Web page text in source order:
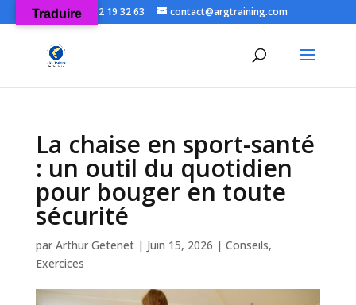
06 52 19 32 63 contact@argtraining.com
La chaise en sport-santé
: un outil du quotidien
pour bouger en toute
sécurité
par Arthur Getenet| Juin 15, 2026 | Conseils,
Exercices
Traduire